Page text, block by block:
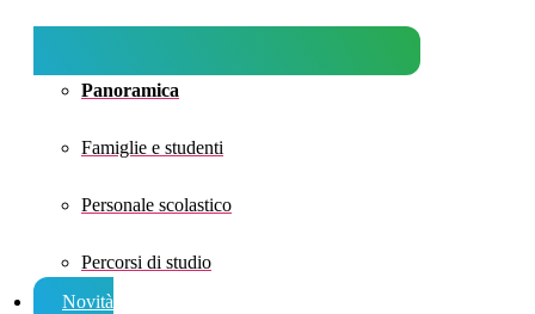
Panoramica
Famiglie e studenti
Personale scolastico
Percorsi di studio
Novità